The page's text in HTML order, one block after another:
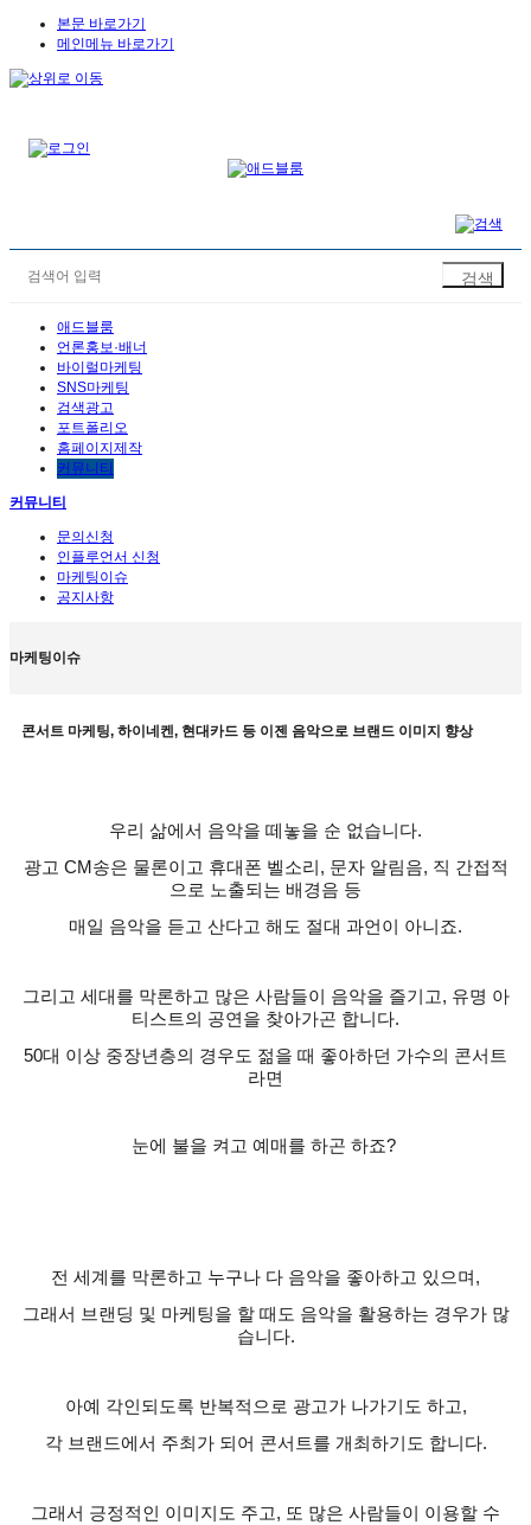
본문 바로가기
메인메뉴 바로가기
애드블룸
언론홍보·배너
바이럴마케팅
SNS마케팅
검색광고
포트폴리오
홈페이지제작
커뮤니티
커뮤니티
문의신청
인플루언서 신청
마케팅이슈
공지사항
마케팅이슈
콘서트 마케팅, 하이네켄, 현대카드 등 이젠 음악으로 브랜드 이미지 향상
우리 삶에서 음악을 떼놓을 순 없습니다.
광고 CM 송은 물론이고 휴대폰 벨소리 , 문자 알림음, 직 간접적
으로 노출되는 배경음 등
매일 음악을 듣고 산다고 해도 절대 과언이 아니죠.
그리고 세대를 막론하고 많은 사람들이 음악을 즐기고, 유명 아
티스트의 공연을 찾아가곤 합니다.
50대 이상 중장년층의 경우도 젊을 때 좋아하던 가수의 콘서트
라면
눈에 불을 켜고 예매를 하곤 하죠?
전 세계를 막론하고 누구나 다 음악을 좋아하고 있으며 ,
그래서 브랜딩 및 마케팅을 할 때도 음악을 활용하는 경우가 많
습니다.
아예 각인되도록 반복적으로 광고가 나가기도 하고,
각 브랜드에서 주최가 되어 콘서트를 개최하기도 합니다.
그래서 긍정적인 이미지도 주고, 또 많은 사람들이 이용할 수